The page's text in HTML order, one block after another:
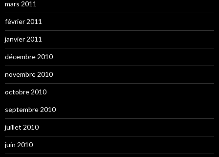
mars 2011
février 2011
janvier 2011
décembre 2010
novembre 2010
octobre 2010
septembre 2010
juillet 2010
juin 2010